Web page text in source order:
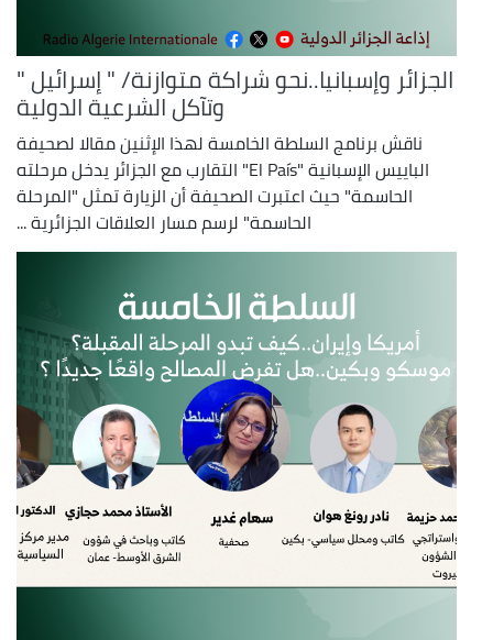
الجزائر وإسبانيا..نحو شراكة متوازنة/ " إسرائيل "
وتآكل الشرعية الدولية
ناقش برنامج السلطة الخامسة لهذا الإثنين مقالا لصحيفة
الباييس الإسبانية "El País" التقارب مع الجزائر يدخل مرحلته
الحاسمة" حيث اعتبرت الصحيفة أن الزيارة تمثل "المرحلة
الحاسمة" لرسم مسار العلاقات الجزائرية ...